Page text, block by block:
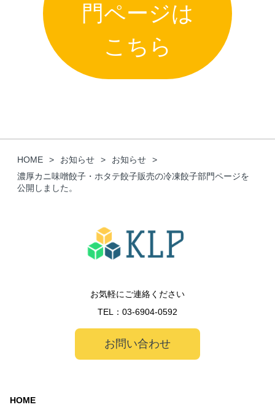
門ページは
こちら
HOME お知らせ
お知らせ
濃厚カニ味噌餃子・ホタテ餃子販売の冷凍餃子部門ページを
公開しました。
お気軽にご連絡ください
TEL： 03-6904-0592
お問い合わせ
HOME